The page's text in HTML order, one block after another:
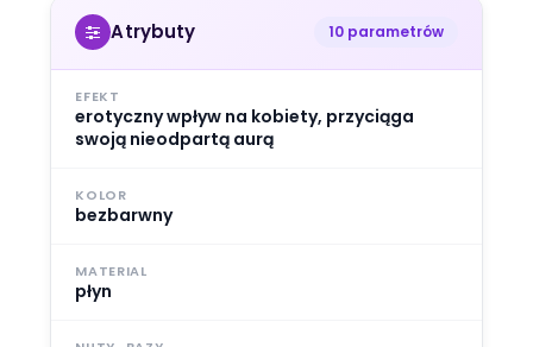
Atrybuty 10 parametrów
EFEKT
erotyczny wpływ na kobiety, przyciąga
swoją nieodpartą aurą
KOLOR
bezbarwny
MATERIAL
płyn